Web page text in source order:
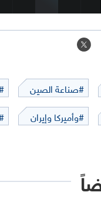
#صناعة الصين
#وأميركا وإيران